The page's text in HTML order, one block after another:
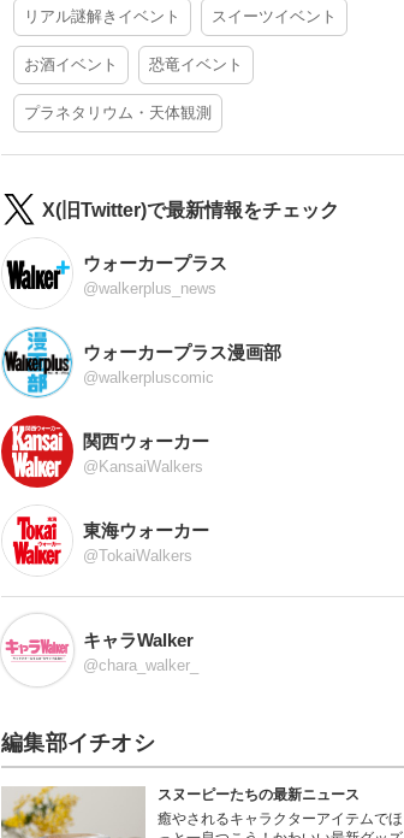
リアル謎解きイベント スイーツイベント
お酒イベント 恐竜イベント
プラネタリウム・天体観測
X(旧Twitter)で最新情報をチェック
ウォーカープラス
@walkerplus_news
ウォーカープラス漫画部
@walkerpluscomic
関西ウォーカー
@KansaiWalkers
東海ウォーカー
@TokaiWalkers
キャラWalker
@chara_walker_
編集部イチオシ
スヌーピーたちの最新ニュース
癒やされるキャラクターアイテムでほ